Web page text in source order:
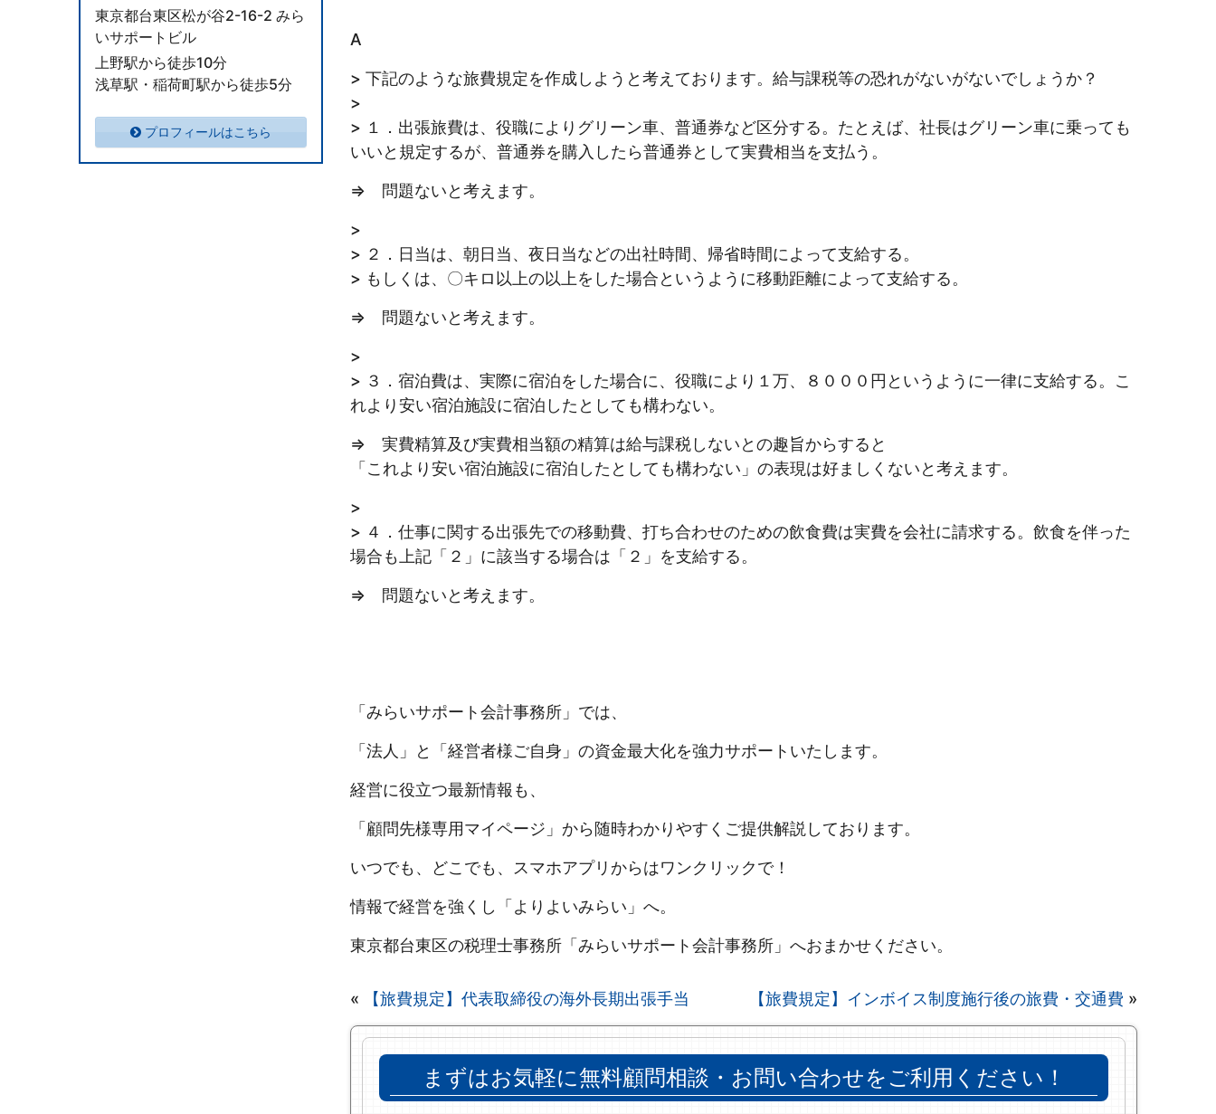
A
> 下記のような旅費規定を作成しようと考えております。給与課税等の恐れがないがないでしょうか？
>
> １．出張旅費は、役職によりグリーン車、普通券など区分する。たとえば、社長はグリーン車に乗っても
いいと規定するが、普通券を購入したら普通券として実費相当を支払う。
⇒ 問題ないと考えます。
>
> ２．日当は、朝日当、夜日当などの出社時間、帰省時間によって支給する。
> もしくは、〇キロ以上の以上をした場合というように移動距離によって支給する。
⇒ 問題ないと考えます。
>
> ３．宿泊費は、実際に宿泊をした場合に、役職により１万、８０００円というように一律に支給する。こ
れより安い宿泊施設に宿泊したとしても構わない。
⇒ 実費精算及び実費相当額の精算は給与課税しないとの趣旨からすると
「これより安い宿泊施設に宿泊したとしても構わない」の表現は好ましくないと考えます。
>
> ４．仕事に関する出張先での移動費、打ち合わせのための飲食費は実費を会社に請求する。飲食を伴った
場合も上記「２」に該当する場合は「２」を支給する。
⇒ 問題ないと考えます。
「みらいサポート会計事務所」では、
「法人」と「経営者様ご自身」の資金最大化を強力サポートいたします。
経営に役立つ最新情報も、
「顧問先様専用マイページ」から随時わかりやすくご提供解説しております。
いつでも、どこでも、スマホアプリからはワンクリックで！
情報で経営を強くし「よりよいみらい」へ。
東京都台東区の税理士事務所「みらいサポート会計事務所」へおまかせください。
« 【旅費規定】代表取締役の海外長期出張手当 【旅費規定】インボイス制度施行後の旅費・交通費 »
まずはお気軽に無料顧問相談・お問い合わせをご利用ください！
東京都台東区松が谷2-16-2 みら
いサポートビル
上野駅から徒歩10分
浅草駅・稲荷町駅から徒歩5分
プロフィールはこちら